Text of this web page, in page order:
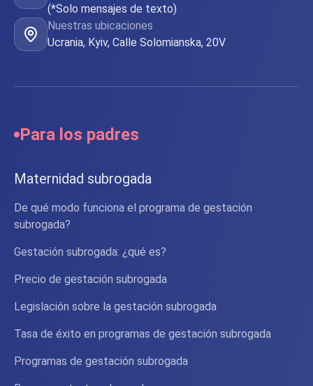
(*Solo mensajes de texto)
Nuestras ubicaciones
Ucrania, Kyiv, Calle Solomianska, 20V
Para los padres
Maternidad subrogada
De qué modo funciona el programa de gestación
subrogada?
Gestación subrogada: ¿qué es?
Precio de gestación subrogada
Legislación sobre la gestación subrogada
Tasa de éxito en programas de gestación subrogada
Programas de gestación subrogada